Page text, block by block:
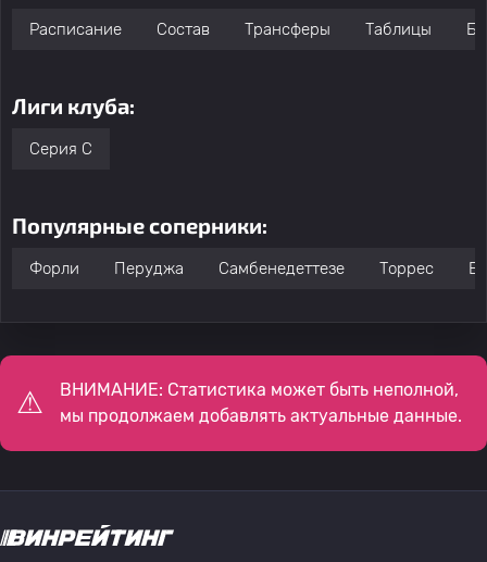
Расписание Состав Трансферы Таблицы
Лиги клуба:
Серия C
Популярные соперники:
Форли Перуджа Самбенедеттезе Торрес
ВНИМАНИЕ: Статистика может быть неполной,
мы продолжаем добавлять актуальные данные.